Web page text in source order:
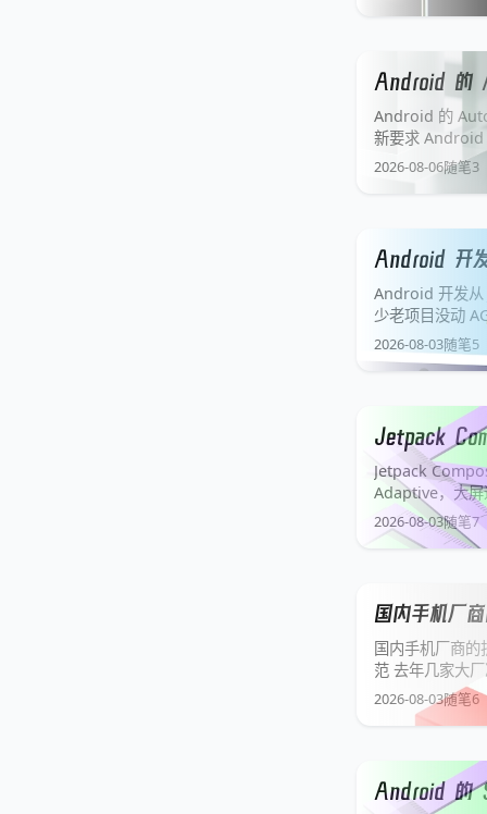
Android 的
Android 的
新要求 Android
么振奋人心的大
2026-08-06随笔3
Android 开
Android 开发从
少老项目没动
Gradle Plugin
2026-08-03随笔5
Jetpack
Jetpack
Adaptive，大屏
Galaxy Z Fold
2026-08-03随笔7
国内手机厂
国内手机厂商
范 去年几家大
新闻稿写得挺漂
2026-08-03随笔6
Android 的